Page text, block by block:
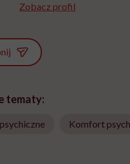
Zobacz profil
tematy:
Komfort